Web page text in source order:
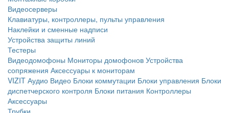
Видеосерверы
Клавиатуры, контроллеры, пульты управления
Наклейки и сменные надписи
Устройства защиты линий
Тестеры
Видеодомофоны Мониторы домофонов Устройства
сопряжения Аксессуары к мониторам
VIZIT Аудио Видео Блоки коммутации Блоки управления Блоки
диспетчерского контроля Блоки питания Контроллеры
Аксессуары